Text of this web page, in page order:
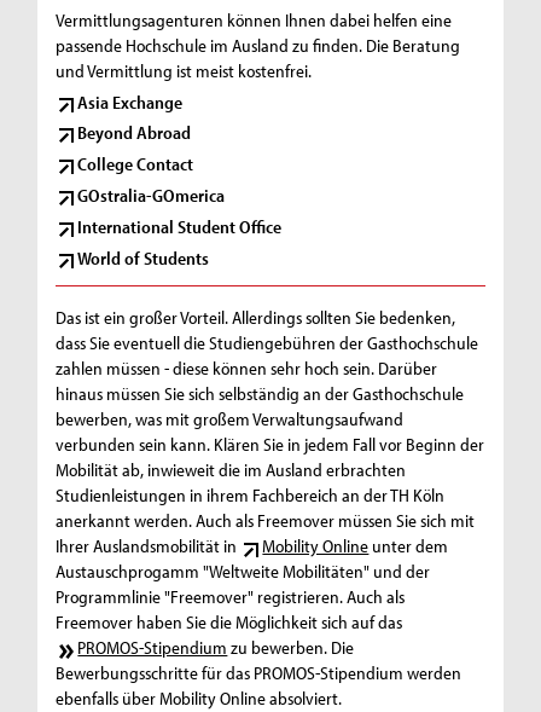
Vermittlungsagenturen können Ihnen dabei helfen eine
passende Hochschule im Ausland zu finden. Die Beratung
und Vermittlung ist meist kostenfrei.
Asia Exchange
Beyond Abroad
College Contact
GOstralia-GOmerica
International Student Office
World of Students
Das ist ein großer Vorteil. Allerdings sollten Sie bedenken,
dass Sie eventuell die Studiengebühren der Gasthochschule
zahlen müssen - diese können sehr hoch sein. Darüber
hinaus müssen Sie sich selbständig an der Gasthochschule
bewerben, was mit großem Verwaltungsaufwand
verbunden sein kann. Klären Sie in jedem Fall vor Beginn der
Mobilität ab, inwieweit die im Ausland erbrachten
Studienleistungen in ihrem Fachbereich an der TH Köln
anerkannt werden. Auch als Freemover müssen Sie sich mit
Ihrer Auslandsmobilität in
Mobility Online unter dem
Austauschprogamm "Weltweite Mobilitäten" und der
Programmlinie "Freemover" registrieren. Auch als
Freemover haben Sie die Möglichkeit sich auf das
PROMOS-Stipendium zu bewerben. Die
Bewerbungsschritte für das PROMOS-Stipendium werden
ebenfalls über Mobility Online absolviert.